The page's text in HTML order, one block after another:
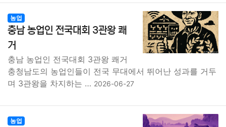
농업
충남 농업인 전국대회 3관왕 쾌
거
충남 농업인 전국대회 3관왕 쾌거
충청남도의 농업인들이 전국 무대에서 뛰어난 성과를 거두
며 3관왕을 차지하는 … 2026-06-27
농업